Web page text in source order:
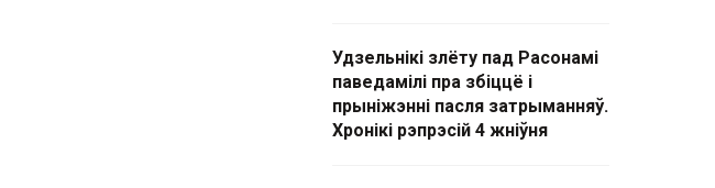
Удзельнікі злёту пад Расонамі
паведамілі пра збіццё і
прыніжэнні пасля затрыманняў.
Хронікі рэпрэсій 4 жніўня